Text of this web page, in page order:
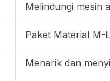
Melindungi mesin
Paket Material M-
Menarik dan